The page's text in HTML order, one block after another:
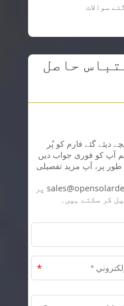
سوالات
حاصل